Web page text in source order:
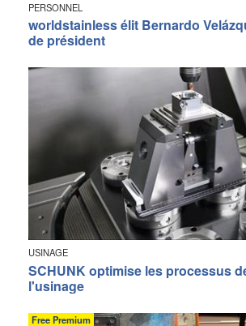
PERSONNEL
worldstainless élit Bernardo
de président
USINAGE
SCHUNK optimise les processus
l'usinage
Free Premium